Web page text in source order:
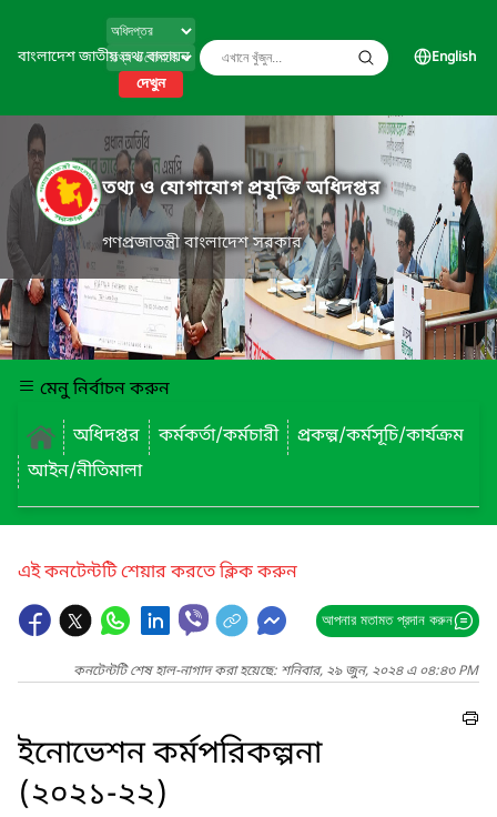
বাংলাদেশ জাতীয় তথ্য বাতায়ন
দেখুন
English
তথ্য ও যোগাযোগ প্রযুক্তি অধিদপ্তর
গণপ্রজাতন্ত্রী বাংলাদেশ সরকার
মেনু নির্বাচন করুন
অধিদপ্তর
কর্মকর্তা/কর্মচারী
প্রকল্প/কর্মসূচি/কার্যক্রম
আইন/নীতিমালা
এই কনটেন্টটি শেয়ার করতে ক্লিক করুন
আপনার মতামত প্রদান করুন
কনটেন্টটি শেষ হাল-নাগাদ করা হয়েছে: শনিবার, ২৯ জুন, ২০২৪ এ ০৪:৪৩ PM
ইনোভেশন কর্মপরিকল্পনা
(২০২১-২২)